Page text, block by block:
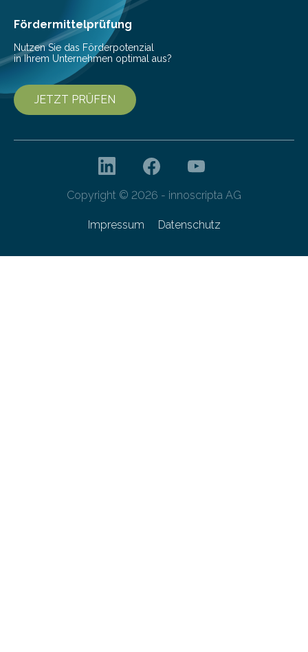
Cyberagentur ihren 5. Geburtstag. Zahlreiche Gäste…
Fördermittelprüfung
Nutzen Sie das Förderpotenzial
in Ihrem Unternehmen optimal aus?
JETZT PRÜFEN
Copyright © 2026 - innoscripta AG
Impressum Datenschutz